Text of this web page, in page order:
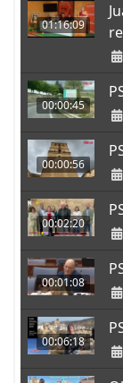
01:16:09
00:00:45
00:00:56
00:02:20
00:01:08
00:06:18